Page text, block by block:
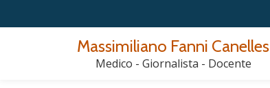
Massimiliano Fanni Canelles
Medico - Giornalista - Docente